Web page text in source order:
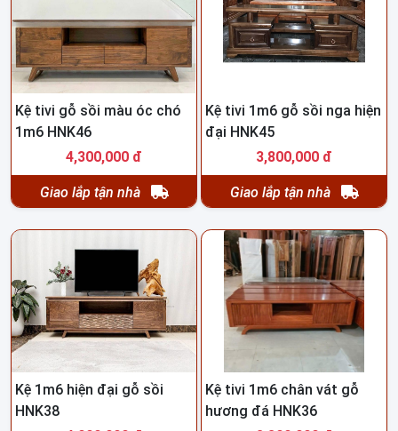
Kệ tivi gỗ sồi màu óc chó
1m6 HNK46
4,300,000 đ
Giao lắp tận nhà
Kệ tivi 1m6 gỗ sồi nga hiện
đại HNK45
3,800,000 đ
Giao lắp tận nhà
Kệ 1m6 hiện đại gỗ sồi
HNK38
Kệ tivi 1m6 chân vát gỗ
hương đá HNK36